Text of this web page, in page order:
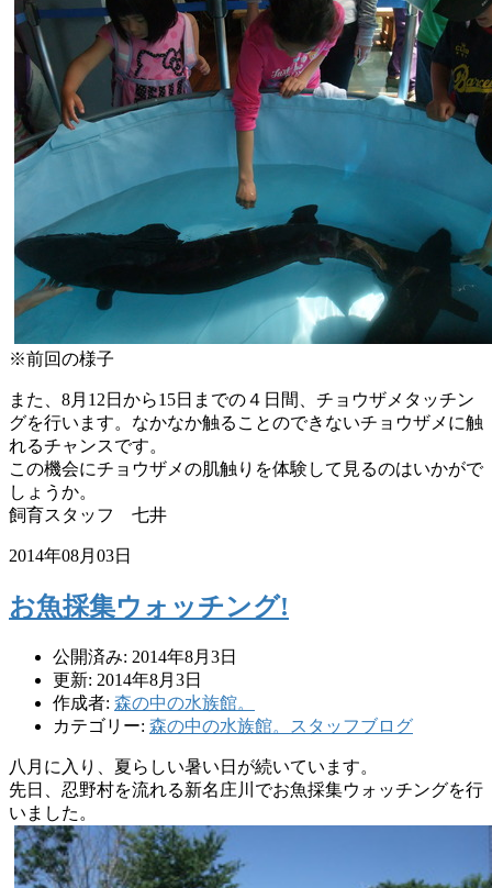
※前回の様子
また、8月12日から15日までの４日間、 チョウザメタッチン
グを行います。 なかなか触ることのできないチョウザメに触
れるチャンスです。
この機会にチョウザメの肌触りを体験して見るのはいかがで
しょ うか。
飼育スタッフ 七井
2014年08月03日
お魚採集ウォッチング!
公開済み: 2014年8月3日
更新: 2014年8月3日
作成者: 森の中の水族館。
カテゴリー: 森の中の水族館。スタッフブログ
八月に入り、夏らしい暑い日が続いています。
先日、 忍野村を流れる新名庄川でお魚採集ウォッチングを行
いました。